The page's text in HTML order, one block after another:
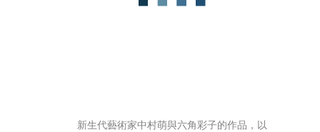
新生代藝術家中村萌與六角彩子的作品，以